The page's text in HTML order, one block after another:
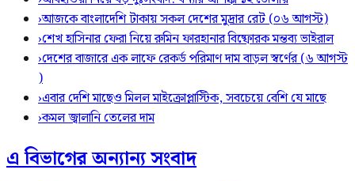
›আজকে বাংলাদেশি টাকায় সকল দেশের মুদ্রার রেট (০৬ আগস্ট)
›শেখ হাসিনার ফেরা নিয়ে রুমিন ফারহানার বিষ্ফোরক মন্তব্য ভাইরাল
›দেশের বাজারে এক লাফে রেকর্ড পরিমাণ দাম বাড়ল স্বর্ণের (৬ আগস্ট
)
›এবার দেশি মাছেও মিলল মাইক্রোপ্লাস্টিক, সবচেয়ে বেশি যে মাছে
›কমল জ্বালানি তেলের দাম
এ বিভাগের অন্যান্য সংবাদ